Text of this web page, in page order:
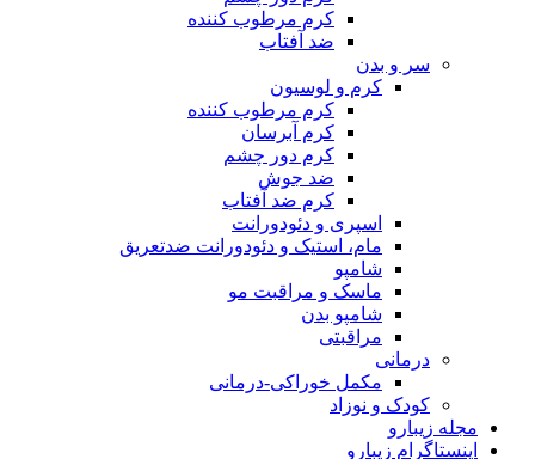
کرم مرطوب کننده
ضد آفتاب
سر و بدن
کرم و لوسیون
کرم مرطوب کننده
کرم آبرسان
کرم دور چشم
ضد جوش
کرم ضد آفتاب
اسپری و دئودورانت
مام، استیک و دئودورانت ضدتعریق
شامپو
ماسک و مراقبت مو
شامپو بدن
مراقبتی
درمانی
مکمل خوراکی-درمانی
کودک و نوزاد
مجله زیبارو
اینستاگرام زیبارو